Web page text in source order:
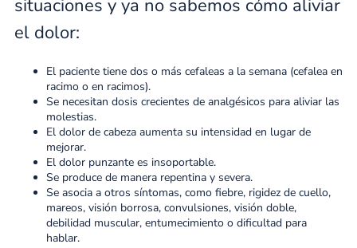
situaciones y ya no sabemos cómo aliviar
el dolor:
El paciente tiene dos o más cefaleas a la semana (cefalea en
racimo o en racimos).
Se necesitan dosis crecientes de analgésicos para aliviar las
molestias.
El dolor de cabeza aumenta su intensidad en lugar de
mejorar.
El dolor punzante es insoportable.
Se produce de manera repentina y severa.
Se asocia a otros síntomas, como fiebre, rigidez de cuello,
mareos, visión borrosa, convulsiones, visión doble,
debilidad muscular, entumecimiento o dificultad para
hablar.